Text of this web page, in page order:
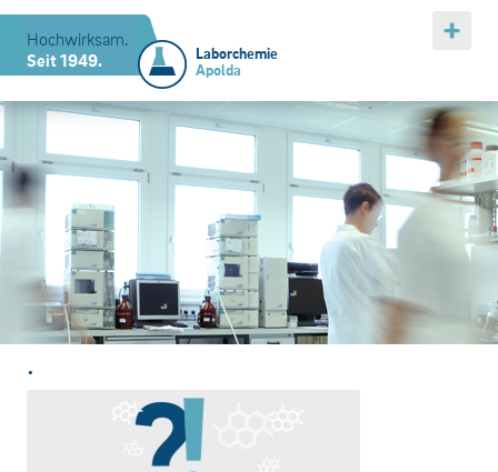
Hochwirksam.
Seit 1949.
Laborchemie
Apolda
.